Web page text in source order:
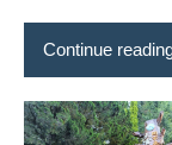
Continue